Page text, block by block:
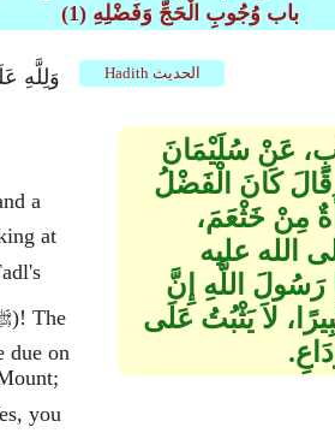
(1) باب وُجُوبِ الْحَجِّ وَفَضْلِهِ
Hadith الحديث
at
due on
عَنْ سُلَيْمَانَ
قَالَ كَانَ الْفَضْلُ
مِنْ خَثْعَمَ،
الله عليه
اللَّهِ إِنَّ
لاَ يَثْبُتُ عَلَى